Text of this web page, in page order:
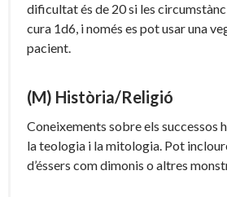
dificultat és de 20 si les
cura 1d6, i només es pot usar una
pacient.
(M) Història/Religió
Coneixements sobre els successos
la teologia i la mitologia. Pot
d’éssers com dimonis o altres